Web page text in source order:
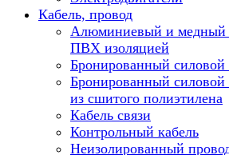
Кабель, провод
Алюминиевый и медный
ПВХ изоляцией
Бронированный силовой
Бронированный силовой
из сшитого полиэтилена
Кабель связи
Контрольный кабель
Неизолированный